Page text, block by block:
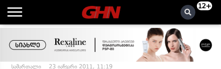
12+
სამართალი 23 იანვარი 2011, 11:19